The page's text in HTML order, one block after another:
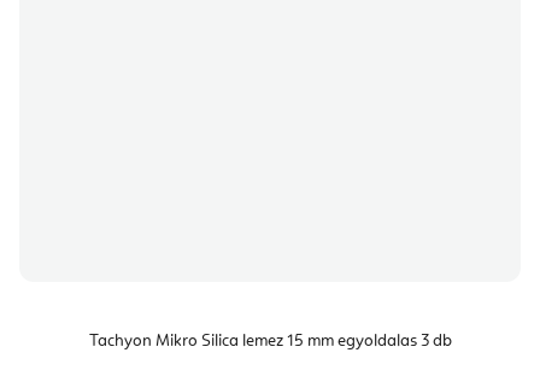
Tachyon Mikro Silica lemez 15 mm egyoldalas 3 db